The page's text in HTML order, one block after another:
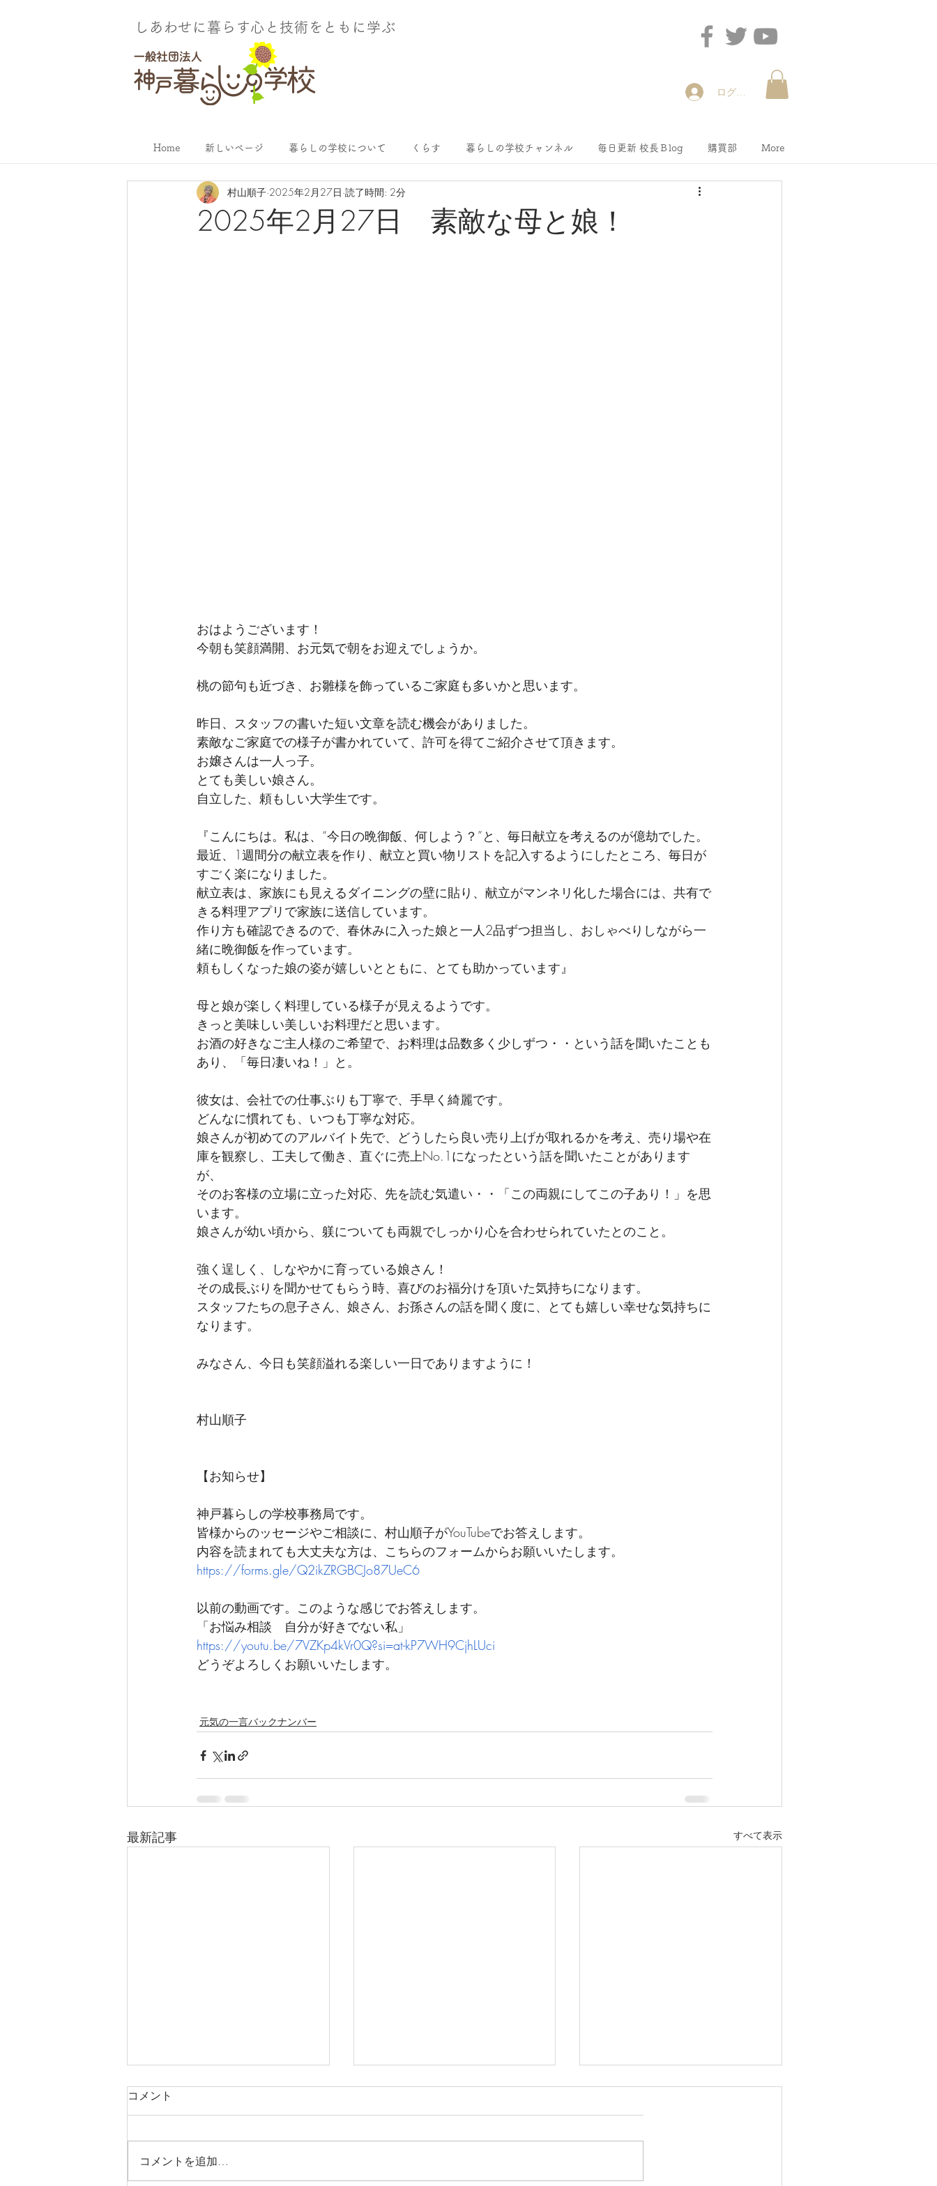
しあわせに暮らす​心と技術をともに学ぶ
ログイン
Home 新しいページ 暮らしの学校について くらす 暮らしの学校チャンネル 毎日更新 校長Ｂlog 購買部 More
2025年2月27日 素敵な母と娘！
村山順子 2025年2月27日 読了時間: 2分
おはようございます！
今朝も笑顔満開、お元気で朝をお迎えでしょうか。
桃の節句も近づき、お雛様を飾っているご家庭も多いかと思います。
昨日、スタッフの書いた短い文章を読む機会がありました。
素敵なご家庭での様子が書かれていて、許可を得てご紹介させて頂きます。
お嬢さんは一人っ子。
とても美しい娘さん。
自立した、頼もしい大学生です。
『こんにちは。私は、“今日の晩御飯、何しよう？”と、毎日献立を考えるのが億劫でした。
最近、1週間分の献立表を作り、献立と買い物リストを記入するようにしたところ、毎日が
すごく楽になりました。
献立表は、家族にも見えるダイニングの壁に貼り、献立がマンネリ化した場合には、共有で
きる料理アプリで家族に送信しています。
作り方も確認できるので、春休みに入った娘と一人2品ずつ担当し、おしゃべりしながら一
緒に晩御飯を作っています。
頼もしくなった娘の姿が嬉しいとともに、とても助かっています』
母と娘が楽しく料理している様子が見えるようです。
きっと美味しい美しいお料理だと思います。
お酒の好きなご主人様のご希望で、お料理は品数多く少しずつ・・という話を聞いたことも
あり、「毎日凄いね！」と。
彼女は、会社での仕事ぶりも丁寧で、手早く綺麗です。
どんなに慣れても、いつも丁寧な対応。
娘さんが初めてのアルバイト先で、どうしたら良い売り上げが取れるかを考え、売り場や在
庫を観察し、工夫して働き、直ぐに売上No.1になったという話を聞いたことがあります
が、
そのお客様の立場に立った対応、先を読む気遣い・・「この両親にしてこの子あり！」を思
います。
娘さんが幼い頃から、躾についても両親でしっかり心を合わせられていたとのこと。
強く逞しく、しなやかに育っている娘さん！
その成長ぶりを聞かせてもらう時、喜びのお福分けを頂いた気持ちになります。
スタッフたちの息子さん、娘さん、お孫さんの話を聞く度に、とても嬉しい幸せな気持ちに
なります。
みなさん、今日も笑顔溢れる楽しい一日でありますように！
村山順子
【お知らせ】
神戸暮らしの学校事務局です。
皆様からのッセージやご相談に、村山順子がYouTubeでお答えします。
内容を読まれても大丈夫な方は、こちらのフォームからお願いいたします。
https://forms.gle/Q2ikZRGBCJo87UeC6
以前の動画です。このような感じでお答えします。
「お悩み相談　自分が好きでない私」
https://youtu.be/7VZKp4kVr0Q?si=at-kP7WH9CjhLUci
どうぞよろしくお願いいたします。
元気の一言バックナンバー
最新記事 すべて表示
コメント
コメントを追加…